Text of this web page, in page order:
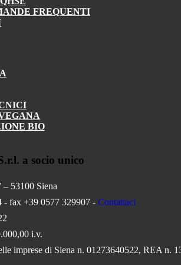
FREQUENTI
BIO
a socio unico
– 53100 Siena
- fax +39 0577 329907 - Contattaci
i.v.
imprese di Siena n. 01273640522, REA n.